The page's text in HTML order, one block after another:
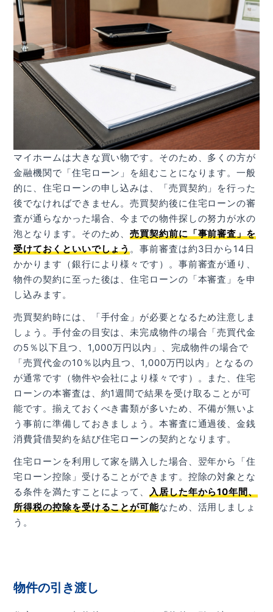
マイホームは大きな買い物です。そのため、多くの方が
金融機関で「住宅ローン」を組むことになります。一般
的に、住宅ローンの申し込みは、「売買契約」を行った
後でなければできません。売買契約後に住宅ローンの審
査が通らなかった場合、今までの物件探しの努力が水の
泡となります。そのため、売買契約前に「事前審査」を
受けておくといいでしょう 。事前審査は約3日から14日
かかります（銀行により様々です）。事前審査が通り、
物件の契約に至った後は、住宅ローンの「本審査」を申
し込みます。
売買契約時には、「手付金」が必要となるため注意しま
しょう。手付金の目安は、未完成物件の場合「売買代金
の5％以下且つ、1,000万円以内」、完成物件の場合で
「売買代金の10％以内且つ、1,000万円以内」となるの
が通常です（物件や会社により様々です）。また、住宅
ローンの本審査は、約1週間で結果を受け取ることが可
能です。揃えておくべき書類が多いため、不備が無いよ
う事前に準備しておきましょう。本審査に通過後、金銭
消費貸借契約を結び住宅ローンの契約となります。
住宅ローンを利用して家を購入した場合、翌年から「住
宅ローン控除」受けることができます。控除の対象とな
る条件を満たすことによって、
入居した年から10年間、
所得税の控除を受けることが可能なため、活用しましょ
う。
物件の引き渡し